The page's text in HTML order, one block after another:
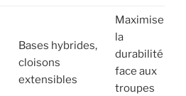
Bases hybrides,
cloisons
extensibles
Maximiser
la
durabilité
face aux
troupes